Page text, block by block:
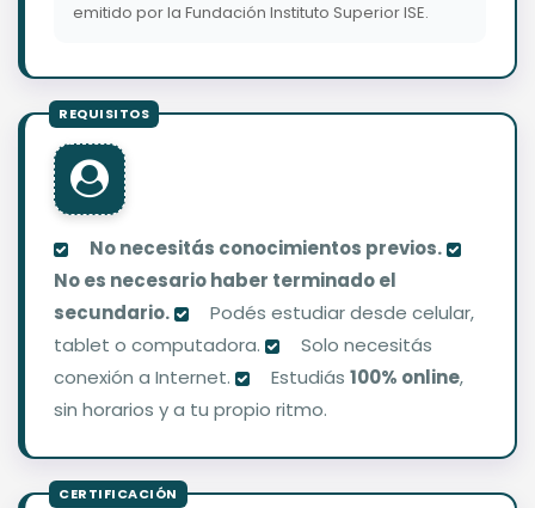
emitido por la Fundación Instituto Superior ISE.
No necesitás conocimientos previos.
No es necesario haber terminado el
secundario.
Podés estudiar desde celular,
tablet o computadora.
Solo necesitás
conexión a Internet.
Estudiás 100% online,
sin horarios y a tu propio ritmo.